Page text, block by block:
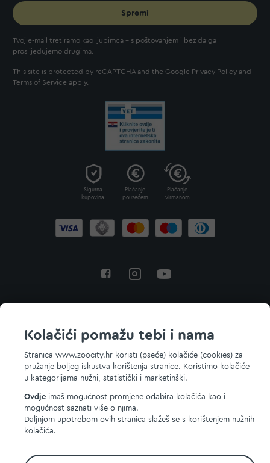
Kolačići pomažu tebi i nama
Stranica www.zoocity.hr koristi (pseće) kolačiće (cookies) za
pružanje boljeg iskustva korištenja stranice. Koristimo kolačiće
u kategorijama nužni, statistički i marketinški.
Ovdje imaš mogućnost promjene odabira kolačića kao i
mogućnost saznati više o njima.
Daljnjom upotrebom ovih stranica slažeš se s korištenjem nužnih
kolačića.
Spremi
Tvoj e-mail tretiramo kao ljubimca - s poštovanjem i bez da ga
proslijeđujemo drugima.
This site is protected by reCAPTCHA and the Google Privacy Policy and
Terms of Service apply.
Sigurna
kupovina
Plaćanje
pouzećem
Plaćanje
virmanom
© 2026 ZOOCITY. Sva prava zadržana.